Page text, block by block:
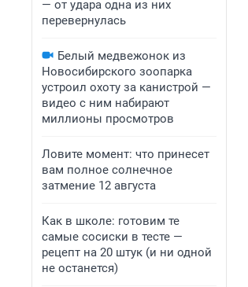
— от удара одна из них
перевернулась
Белый медвежонок из
Новосибирского зоопарка
устроил охоту за канистрой —
видео с ним набирают
миллионы просмотров
Ловите момент: что принесет
вам полное солнечное
затмение 12 августа
Как в школе: готовим те
самые сосиски в тесте —
рецепт на 20 штук (и ни одной
не останется)